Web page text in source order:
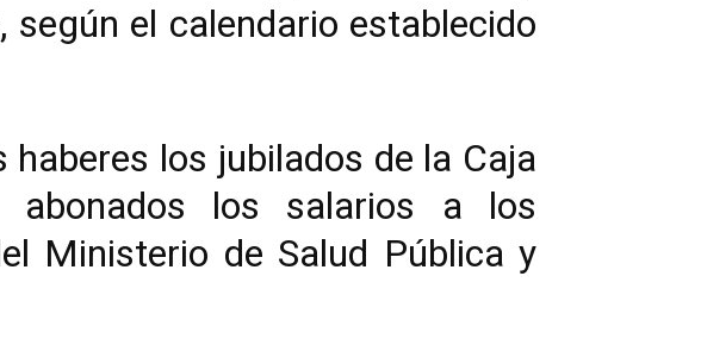
el calendario establecido
los jubilados de la Caja
los salarios a los
Ministerio de Salud Pública y